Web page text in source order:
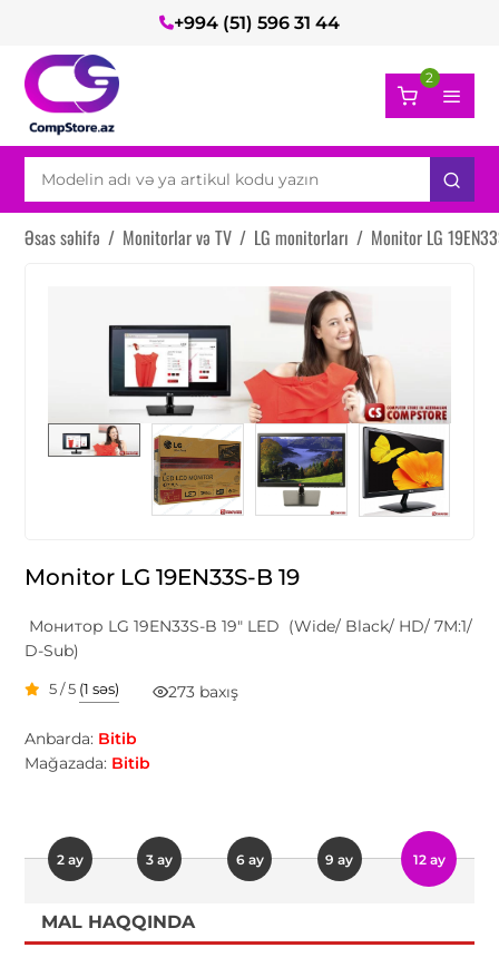
+994 (51) 596 31 44
2
Əsas səhifə / Monitorlar və TV / LG monitorları / Monitor LG
Monitor LG 19EN33S-B 19
Монитор LG 19EN33S-B 19" LED (Wide/ Black/ HD/ 7M:1/
D-Sub)
5 / 5 (1 səs) 273 baxış
Anbarda: Bitib
Mağazada: Bitib
2 ay 3 ay 6 ay 9 ay 12 ay
MAL HAQQINDA